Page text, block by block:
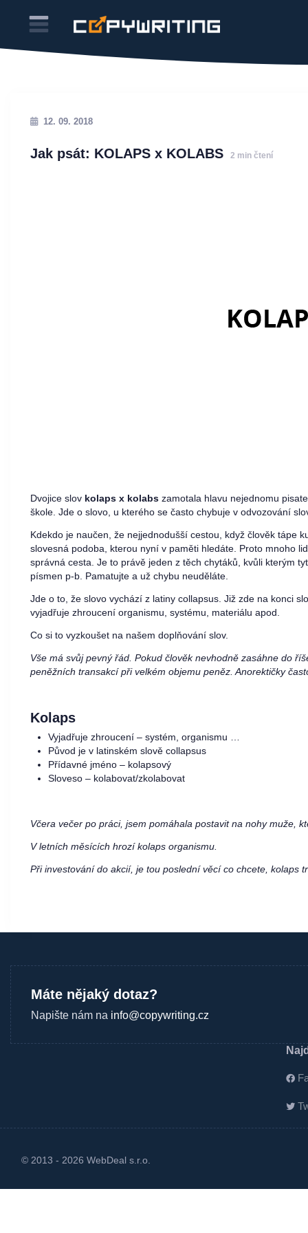
12. 09. 2018
Jak psát: KOLAPS x KOLABS 2 min čtení
Dvojice slov kolaps x kolabs zamotala hlavu nejednomu
škole. Jde o slovo, u kterého se často chybuje v odvozování
Kdekdo je naučen, že nejjednodušší cestou, když člověk tápe
slovesná podoba, kterou nyní v paměti hledáte. Proto mnoho
správná cesta. Je to právě jeden z těch chytáků, kvůli kterým
písmen p-b. Pamatujte a už chybu neuděláte.
Jde o to, že slovo vychází z latiny collapsus. Již zde na konci
vyjadřuje zhroucení organismu, systému, materiálu apod.
Co si to vyzkoušet na našem doplňování slov.
Vše má svůj pevný řád. Pokud člověk nevhodně zasáhne do
peněžních transakcí při velkém objemu peněz. Anorektičky
Kolaps
Vyjadřuje zhroucení – systém, organismu …
Původ je v latinském slově collapsus
Přídavné jméno – kolapsový
Sloveso – kolabovat/zkolabovat
Včera večer po práci, jsem pomáhala postavit na nohy muže,
V letních měsících hrozí kolaps organismu.
Při investování do akcií, je tou poslední věcí co chcete, kolaps
Máte nějaký dotaz?
Napište nám na info@copywriting.cz
© 2013 - 2026WebDeal s.r.o.